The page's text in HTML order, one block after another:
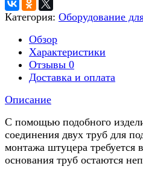
Категория: Оборудование
Обзор
Характеристики
Отзывы 0
Доставка и оплата
Описание
С помощью подобного
соединения двух труб для
монтажа штуцера требуется
основания труб остаются